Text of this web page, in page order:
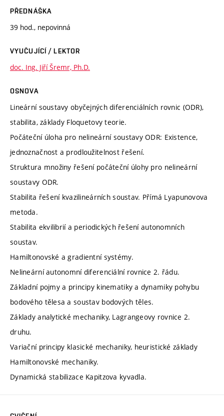
PŘEDNÁŠKA
39 hod., nepovinná
VYUČUJÍCÍ / LEKTOR
doc. Ing. Jiří Šremr, Ph.D.
OSNOVA
Lineární soustavy obyčejných diferenciálních rovnic (ODR),
stabilita, základy Floquetovy teorie.
Počáteční úloha pro nelineární soustavy ODR: Existence,
jednoznačnost a prodloužitelnost řešení.
Struktura množiny řešení počáteční úlohy pro nelineární
soustavy ODR.
Stabilita řešení kvazilineárních soustav. Přímá Lyapunovova
metoda.
Stabilita ekvilibrií a periodických řešení autonomních
soustav.
Hamiltonovské a gradientní systémy.
Nelineární autonomní diferenciální rovnice 2. řádu.
Základní pojmy a principy kinematiky a dynamiky pohybu
bodového tělesa a soustav bodových těles.
Základy analytické mechaniky, Lagrangeovy rovnice 2.
druhu.
Variační principy klasické mechaniky, heuristické základy
Hamiltonovské mechaniky.
Dynamická stabilizace Kapitzova kyvadla.